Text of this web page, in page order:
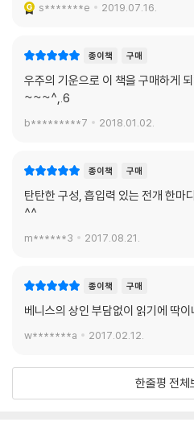
s*******e 2019.07.16.
종이책 구매
우주의 기운으로 이 책을 구매하게
~~~^,.6
b*********7 2018.01.02.
종이책 구매
탄탄한 구성, 흡입력 있는 전개 한마
^^
m******3 2017.08.21.
종이책 구매
베니스의 상인 부담없이 읽기에 딱이
w*******a 2017.02.12.
한줄평 전체